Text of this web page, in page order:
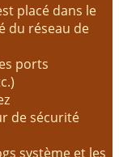
placé dans le
du réseau de
ports
de sécurité
système et les